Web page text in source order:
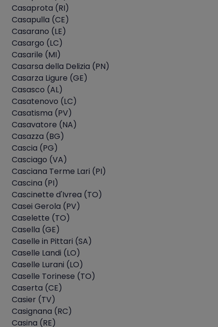
Casaprota (RI)
Casapulla (CE)
Casarano (LE)
Casargo (LC)
Casarile (MI)
Casarsa della Delizia (PN)
Casarza Ligure (GE)
Casasco (AL)
Casatenovo (LC)
Casatisma (PV)
Casavatore (NA)
Casazza (BG)
Cascia (PG)
Casciago (VA)
Casciana Terme Lari (PI)
Cascina (PI)
Cascinette d'Ivrea (TO)
Casei Gerola (PV)
Caselette (TO)
Casella (GE)
Caselle in Pittari (SA)
Caselle Landi (LO)
Caselle Lurani (LO)
Caselle Torinese (TO)
Caserta (CE)
Casier (TV)
Casignana (RC)
Casina (RE)